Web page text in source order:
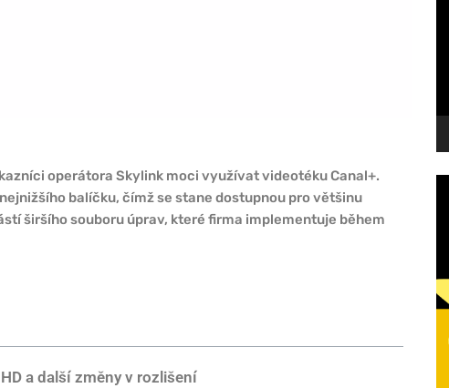
operátora Skylink moci využívat videotéku Canal+.
balíčku, čímž se stane dostupnou pro většinu
širšího souboru úprav, které firma implementuje během
a další změny v rozlišení